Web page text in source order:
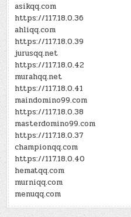
asikqq.com
https://117.18.0.36
ahliqq.com
https://117.18.0.39
jurusqq.net
https://117.18.0.42
murahqq.net
https://117.18.0.41
maindomino99.com
https://117.18.0.38
masterdomino99.com
https://117.18.0.37
championqq.com
https://117.18.0.40
hematqq.com
murniqq.com
menuqq.com